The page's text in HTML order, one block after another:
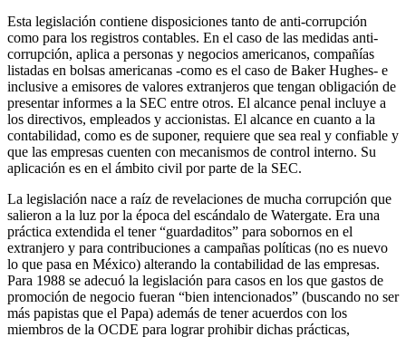
Esta legislación contiene disposiciones tanto de anti-corrupción
como para los registros contables. En el caso de las medidas anti-
corrupción, aplica a personas y negocios americanos, compañías
listadas en bolsas americanas -como es el caso de Baker Hughes- e
inclusive a emisores de valores extranjeros que tengan obligación de
presentar informes a la SEC entre otros. El alcance penal incluye a
los directivos, empleados y accionistas. El alcance en cuanto a la
contabilidad, como es de suponer, requiere que sea real y confiable y
que las empresas cuenten con mecanismos de control interno. Su
aplicación es en el ámbito civil por parte de la SEC.
La legislación nace a raíz de revelaciones de mucha corrupción que
salieron a la luz por la época del escándalo de Watergate. Era una
práctica extendida el tener “guardaditos” para sobornos en el
extranjero y para contribuciones a campañas políticas (no es nuevo
lo que pasa en México) alterando la contabilidad de las empresas.
Para 1988 se adecuó la legislación para casos en los que gastos de
promoción de negocio fueran “bien intencionados” (buscando no ser
más papistas que el Papa) además de tener acuerdos con los
miembros de la OCDE para lograr prohibir dichas prácticas,